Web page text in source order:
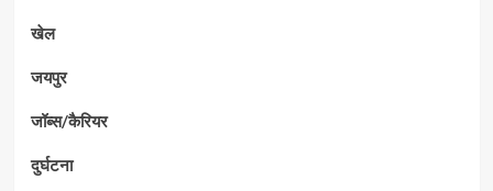
खेल
जयपुर
जॉब्स/कैरियर
दुर्घटना